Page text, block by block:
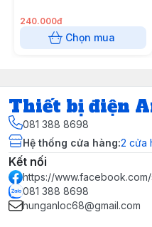
Hotline: 0813888698
240.000đ
Chọn mua
Thiết bị điện
081 388 8698
Hệ thống cửa hàng:2 cửa
Kết nối
https://
081 388 8698
hunganloc68@gmail.com